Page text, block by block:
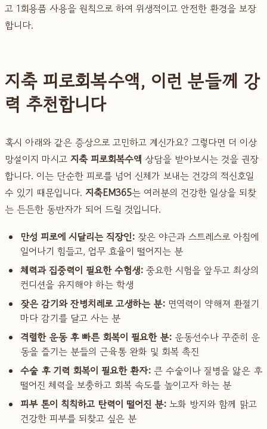
고 1회용품 사용을 원칙으로 하여 위생적이고 안전한 환경을 보장
합니다.
지축 피로회복수액, 이런 분들께 강
력 추천합니다
혹시 아래와 같은 증상으로 고민하고 계신가요? 그렇다면 더 이상
망설이지 마시고 지축 피로회복수액 상담을 받아보시는 것을 권장
합니다. 이는 단순한 피로를 넘어 신체가 보내는 건강의 적신호일
수 있기 때문입니다. 지축EM365는 여러분의 건강한 일상을 되찾
는 든든한 동반자가 되어 드릴 것입니다.
만성 피로에 시달리는 직장인: 잦은 야근과 스트레스로 아침에
일어나기 힘들고, 업무 효율이 떨어지는 분
체력과 집중력이 필요한 수험생: 중요한 시험을 앞두고 최상의
컨디션을 유지해야 하는 학생
잦은 감기와 잔병치레로 고생하는 분: 면역력이 약해져 환절기
마다 감기를 달고 사는 분
격렬한 운동 후 빠른 회복이 필요한 분: 운동선수나 꾸준히 운
동을 즐기는 분들의 근육통 완화 및 회복 촉진
수술 후 기력 회복이 필요한 환자: 큰 수술이나 질병을 앓은 후
떨어진 체력을 보충하고 회복 속도를 높이고자 하는 분
피부 톤이 칙칙하고 탄력이 떨어진 분: 노화 방지와 함께 맑고
건강한 피부를 되찾고 싶은 분